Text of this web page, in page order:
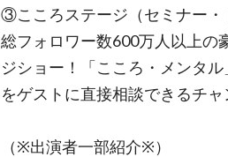
③こころステージ（セミナー・
総フォロワー数600万人以上の
ジショー！「こころ・メンタ
をゲストに直接相談できるチャ
（※出演者一部紹介※）